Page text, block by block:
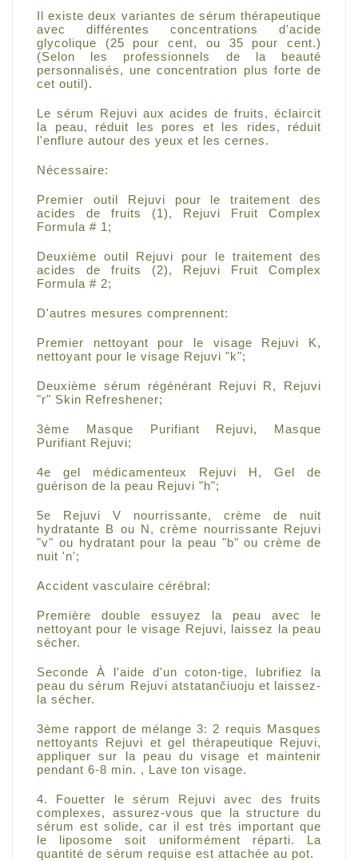
Il existe deux variantes de sérum thérapeutique
avec différentes concentrations d'acide
glycolique (25 pour cent, ou 35 pour cent.)
(Selon les professionnels de la beauté
personnalisés, une concentration plus forte de
cet outil).
Le sérum Rejuvi aux acides de fruits, éclaircit
la peau, réduit les pores et les rides, réduit
l'enflure autour des yeux et les cernes.
Nécessaire:
Premier outil Rejuvi pour le traitement des
acides de fruits (1), Rejuvi Fruit Complex
Formula # 1;
Deuxième outil Rejuvi pour le traitement des
acides de fruits (2), Rejuvi Fruit Complex
Formula # 2;
D'autres mesures comprennent:
Premier nettoyant pour le visage Rejuvi K,
nettoyant pour le visage Rejuvi "k";
Deuxième sérum régénérant Rejuvi R, Rejuvi
"r" Skin Refreshener;
3ème Masque Purifiant Rejuvi, Masque
Purifiant Rejuvi;
4e gel médicamenteux Rejuvi H, Gel de
guérison de la peau Rejuvi "h";
5e Rejuvi V nourrissante, crème de nuit
hydratante B ou N, crème nourrissante Rejuvi
"v" ou hydratant pour la peau "b" ou crème de
nuit 'n';
Accident vasculaire cérébral:
Première double essuyez la peau avec le
nettoyant pour le visage Rejuvi, laissez la peau
sécher.
Seconde À l'aide d'un coton-tige, lubrifiez la
peau du sérum Rejuvi atstatančiuoju et laissez-
la sécher.
3ème rapport de mélange 3: 2 requis Masques
nettoyants Rejuvi et gel thérapeutique Rejuvi,
appliquer sur la peau du visage et maintenir
pendant 6-8 min. , Lave ton visage.
4. Fouetter le sérum Rejuvi avec des fruits
complexes, assurez-vous que la structure du
sérum est solide, car il est très important que
le liposome soit uniformément réparti. La
quantité de sérum requise est attachée au pot.